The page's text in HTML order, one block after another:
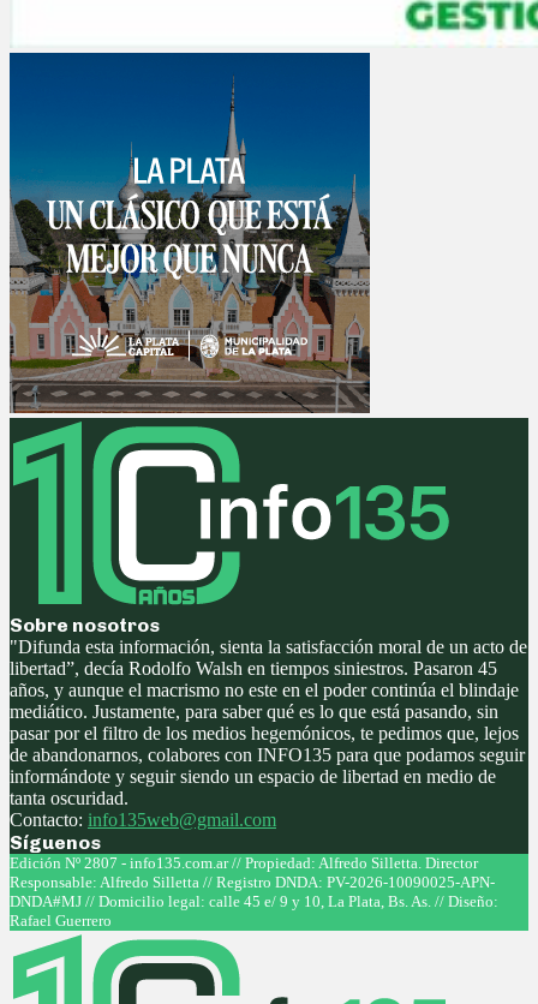
Sobre nosotros
"Difunda esta información, sienta la satisfacción moral de un acto de
libertad”, decía Rodolfo Walsh en tiempos siniestros. Pasaron 45
años, y aunque el macrismo no este en el poder continúa el blindaje
mediático. Justamente, para saber qué es lo que está pasando, sin
pasar por el filtro de los medios hegemónicos, te pedimos que, lejos
de abandonarnos, colabores con INFO135 para que podamos seguir
informándote y seguir siendo un espacio de libertad en medio de
tanta oscuridad.
Contacto: info135web@gmail.com
Síguenos
Facebook
Twitter
Instagram
Youtube
Edición Nº 2807 - info135.com.ar // Propiedad: Alfredo Silletta. Director
Responsable: Alfredo Silletta // Registro DNDA: PV-2026-10090025-APN-
DNDA#MJ // Domicilio legal: calle 45 e/ 9 y 10, La Plata, Bs. As. // Diseño:
Rafael Guerrero